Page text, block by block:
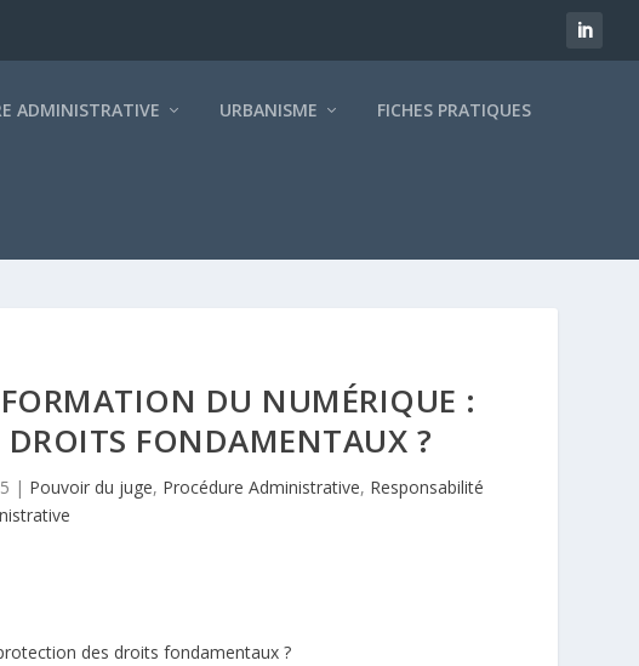
ADMINISTRATIVE URBANISME FICHES PRATIQUES
DU NUMÉRIQUE :
FONDAMENTAUX ?
| Pouvoir du juge, Procédure Administrative, Responsabilité
des droits fondamentaux ?